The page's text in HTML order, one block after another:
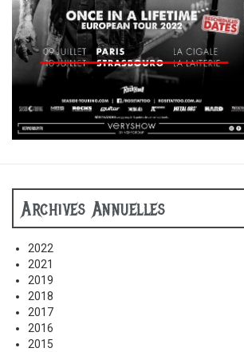
Archives Annuelles
2022
2021
2019
2018
2017
2016
2015